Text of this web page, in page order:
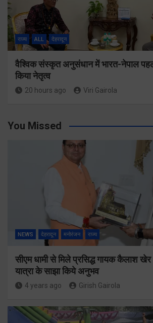
राज्य ALL देहरादून
वैश्विक संस्कृत अनुसंधान में भारत-नेपाल
किया नेतृत्व
20 hours ago Viri Gairola
You Missed
NEWS देहरादून मनोरंजन राज्य
सीएम धामी से मिले प्रसिद्ध गायक कैलाश
यात्रा के साझा किये अनुभव
4 years ago Girish Gairola